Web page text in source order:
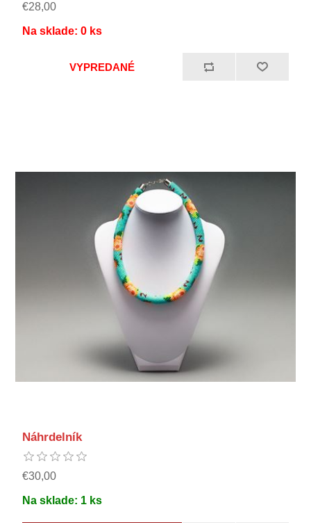
€28,00
Na sklade: 0 ks
Náhrdelník
€30,00
Na sklade: 1 ks